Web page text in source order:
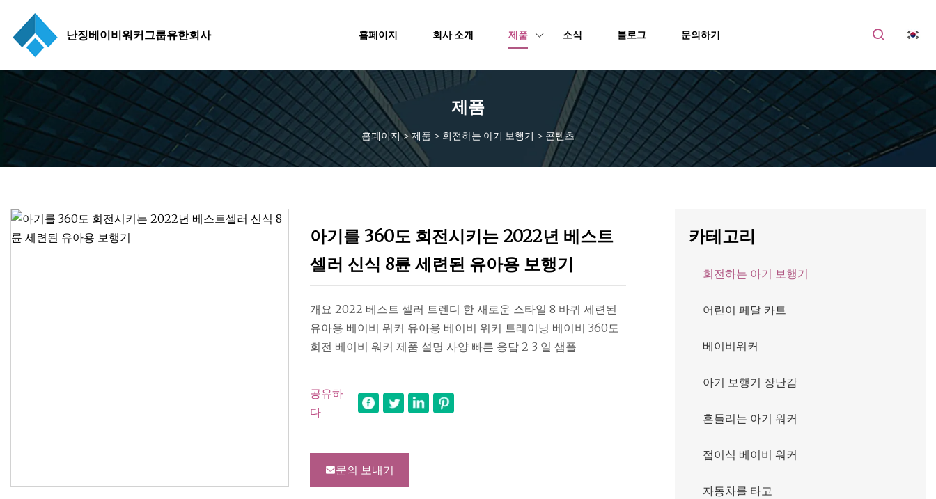
난징베이비워커그룹유한회사 홈페이지 회사 소개 제품 소식 블로그 문의하기
제품
홈페이지>제품 > 회전하는 아기 보행기 > 콘텐츠
아기를 360도 회전시키는 2022년 베스트
셀러 신식 8륜 세련된 유아용 보행기
개요 2022 베스트 셀러 트렌디 한 새로운 스타일 8 바퀴 세련된
유아용 베이비 워커 유아용 베이비 워커 트레이닝 베이비 360도
회전 베이비 워커 제품 설명 사양 빠른 응답 2-3 일 샘플
공유하
다
문의 보내기
카테고리
회전하는 아기 보행기
어린이 페달 카트
베이비워커
아기 보행기 장난감
흔들리는 아기 워커
접이식 베이비 워커
자동차를 타고